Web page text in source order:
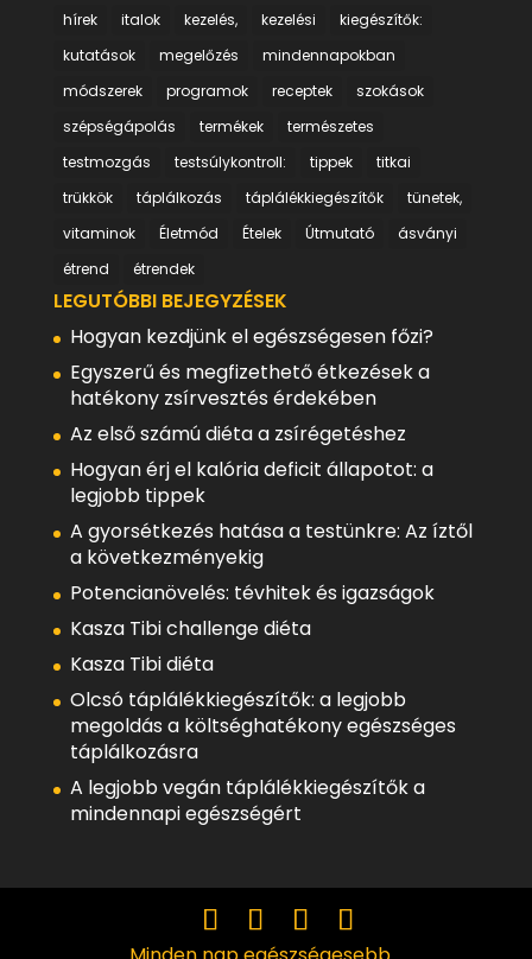
hírek
italok kezelés, kezelési
kiegészítők:
kutatások
megelőzés
mindennapokban
módszerek
programok receptek
szokások
szépségápolás
termékek
természetes
testmozgás
testsúlykontroll: tippek
titkai
trükkök
táplálkozás táplálékkiegészítők
tünetek,
vitaminok
Életmód Ételek Útmutató
ásványi
étrend
étrendek
LEGUTÓBBI BEJEGYZÉSEK
Hogyan kezdjünk el egészségesen főzi?
Egyszerű és megfizethető étkezések a
hatékony zsírvesztés érdekében
Az első számú diéta a zsírégetéshez
Hogyan érj el kalória deficit állapotot: a
legjobb tippek
A gyorsétkezés hatása a testünkre: Az íztől
a következményekig
Potencianövelés: tévhitek és igazságok
Kasza Tibi challenge diéta
Kasza Tibi diéta
Olcsó táplálékkiegészítők: a legjobb
megoldás a költséghatékony egészséges
táplálkozásra
A legjobb vegán táplálékkiegészítők a
mindennapi egészségért